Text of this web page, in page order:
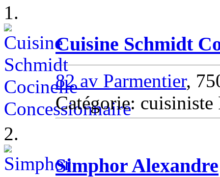
1.
Cuisine Schmidt
82 av Parmentier,
Catégorie: cuisiniste
2.
Simphor Alexandre